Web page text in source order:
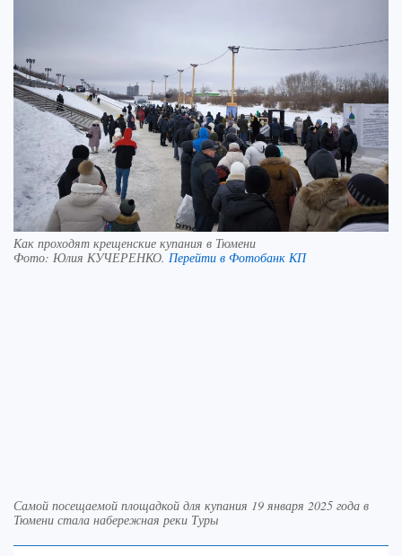
Как проходят крещенские купания в Тюмени
Фото: Юлия КУЧЕРЕНКО. Перейти в Фотобанк КП
Самой посещаемой площадкой для купания 19 января 2025 года в
Тюмени стала набережная реки Туры